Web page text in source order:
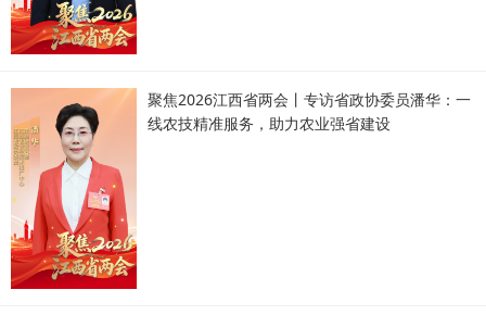
聚焦2026江西省两会丨专访省政协委员潘华：一
线农技精准服务，助力农业强省建设